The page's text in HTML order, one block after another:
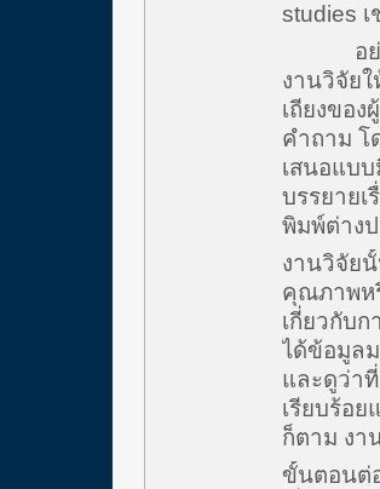
studies
อย่างไ
งานวิจัย
เถียงขอ
คำถาม โ
เสนอแบ
บรรยาย
พิมพ์ต่างป
งานวิจัย
คุณภาพห
เกี่ยวกับก
ได้ข้อมูลม
และดูว่า
เรียบร้อ
ก็ตาม งา
ขั้นตอนต่